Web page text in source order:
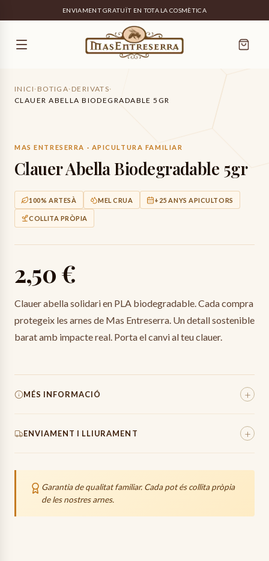
ENVIAMENT GRATUÏT EN TOTA LA COSMÈTICA
INICI · BOTIGA· DERIVATS·
CLAUER ABELLA BIODEGRADABLE 5GR
MAS ENTRESERRA · APICULTURA FAMILIAR
Clauer Abella Biodegradable 5gr
100% ARTESÀ MEL CRUA +25 ANYS APICULTORS
COLLITA PRÒPIA
2,50 €
Clauer abella solidari en PLA biodegradable. Cada compra
protegeix les arnes de Mas Entreserra. Un detall sostenible
barat amb impacte real. Porta el canvi al teu clauer.
MÉS INFORMACIÓ +
Pes Total 5 g
ENVIAMENT I LLIURAMENT +
que la mel arribi intacta.
24-48hPreparació de la comanda.
Garantia de qualitat familiar. Cada pot és collita pròpia
de les nostres arnes.